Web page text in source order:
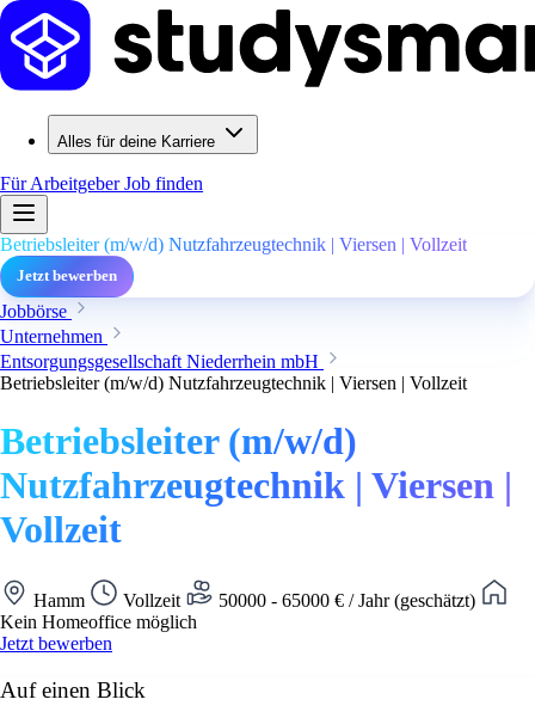
Alles für deine Karriere
Für ArbeitgeberJob finden
Betriebsleiter (m/w/d) Nutzfahrzeugtechnik | Viersen | Vollzeit
Jetzt bewerben
Jobbörse
Unternehmen
Entsorgungsgesellschaft Niederrhein mbH
Betriebsleiter (m/w/d) Nutzfahrzeugtechnik | Viersen | Vollzeit
Betriebsleiter (m/w/d)
Nutzfahrzeugtechnik | Viersen |
Vollzeit
Hamm Vollzeit
50000 - 65000 € / Jahr (geschätzt)
Kein Homeoffice möglich
Jetzt bewerben
Auf einen Blick